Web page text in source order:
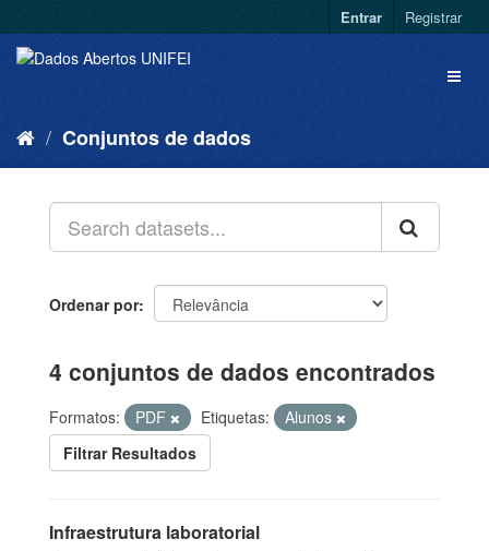
Entrar Registrar
Conjuntos de dados
Ordenar por
4 conjuntos de dados encontrados
Formatos: PDF Etiquetas:
Alunos
Filtrar Resultados
Infraestrutura laboratorial